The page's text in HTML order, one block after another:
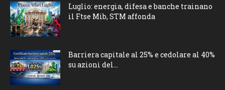
Luglio: energia, difesa e banche trainano
il Ftse Mib, STM affonda
Barriera capitale al 25% e cedolare al 40%
su azioni del...